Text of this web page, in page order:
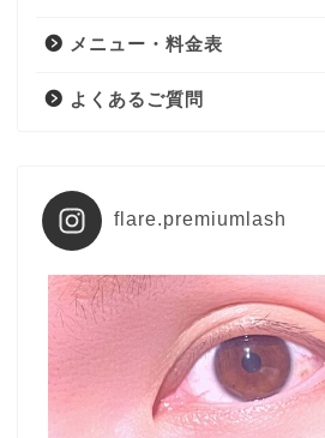
メニュー・料金表
よくあるご質問
flare.premiumlash